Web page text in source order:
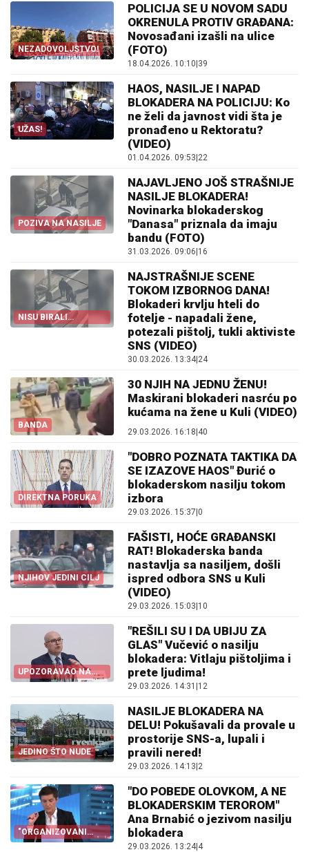
NEZADOVOLJSTVO!
POLICIJA SE U NOVOM SADU
OKRENULA PROTIV GRAĐANA:
Novosađani izašli na ulice
(FOTO)
18.04.2026. 10:10|39
UŽAS!
HAOS, NASILJE I NAPAD
BLOKADERA NA POLICIJU: Ko
ne želi da javnost vidi šta je
pronađeno u Rektoratu?
(VIDEO)
01.04.2026. 09:53|22
POZIVA NA NASILJE
NAJAVLJENO JOŠ STRAŠNIJE
NASILJE BLOKADERA!
Novinarka blokaderskog
"Danasa" priznala da imaju
bandu (FOTO)
31.03.2026. 09:06|16
NISU BIRALI
SREDSTVA
NAJSTRAŠNIJE SCENE
TOKOM IZBORNOG DANA!
Blokaderi krvlju hteli do
fotelje - napadali žene,
potezali pištolj, tukli aktiviste
SNS (VIDEO)
30.03.2026. 13:34|24
BANDA
30 NJIH NA JEDNU ŽENU!
Maskirani blokaderi nasrću po
kućama na žene u Kuli (VIDEO)
29.03.2026. 16:18|40
DIREKTNA PORUKA
"DOBRO POZNATA TAKTIKA DA
SE IZAZOVE HAOS" Đurić o
blokaderskom nasilju tokom
izbora
29.03.2026. 15:37|0
NJIHOV JEDINI CILJ
FAŠISTI, HOĆE GRAĐANSKI
RAT! Blokaderska banda
nastavlja sa nasiljem, došli
ispred odbora SNS u Kuli
(VIDEO)
29.03.2026. 15:03|10
UPOZORAVAO NA
OVO
"REŠILI SU I DA UBIJU ZA
GLAS" Vučević o nasilju
blokadera: Vitlaju pištoljima i
prete ljudima!
29.03.2026. 14:31 |12
JEDINO ŠTO NUDE
NASILJE BLOKADERA NA
DELU! Pokušavali da provale u
prostorije SNS-a, lupali i
pravili nered!
29.03.2026. 14:13|2
"ORGANIZOVANI
TEROR"
"DO POBEDE OLOVKOM, A NE
BLOKADERSKIM TEROROM"
Ana Brnabić o jezivom nasilju
blokadera
29.03.2026. 13:24|4